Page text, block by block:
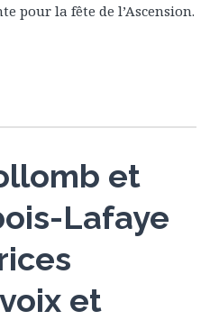
pour la fête de l’Ascension.
et
Lafaye
et